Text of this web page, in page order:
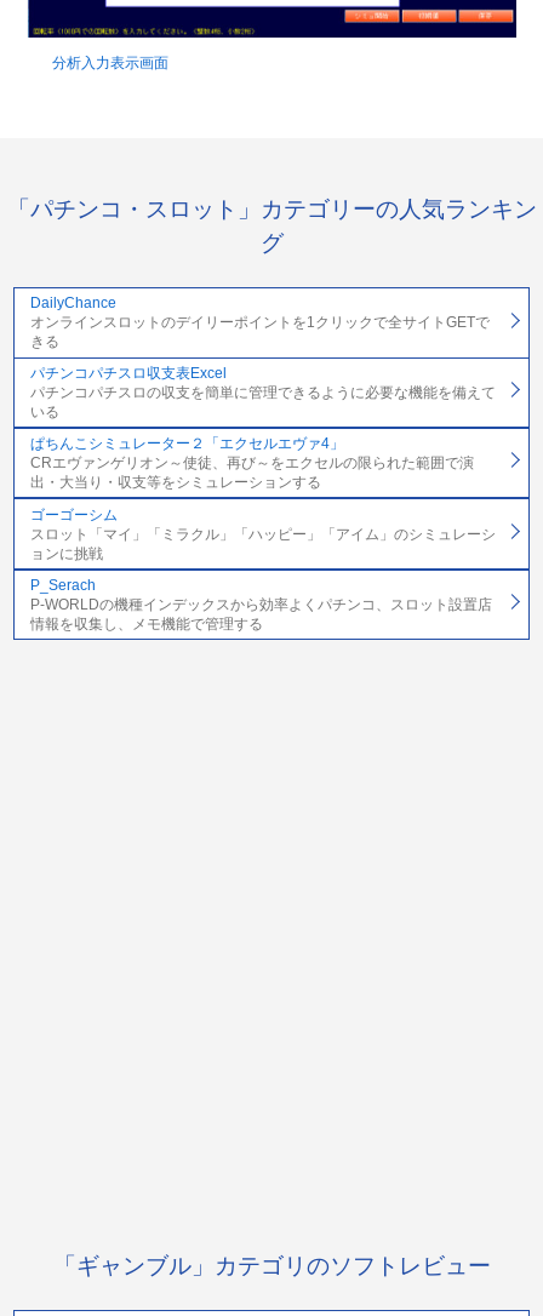
分析入力表示画面
「パチンコ・スロット」カテゴリーの人気ランキン
グ
DailyChance
オンラインスロットのデイリーポイントを1クリックで全サイトGETで
きる
パチンコパチスロ収支表Excel
パチンコパチスロの収支を簡単に管理できるように必要な機能を備えて
いる
ぱちんこシミュレーター２「エクセルエヴァ4」
CRエヴァンゲリオン～使徒、再び～をエクセルの限られた範囲で演
出・大当り・収支等をシミュレーションする
ゴーゴーシム
スロット「マイ」「ミラクル」「ハッピー」「アイム」のシミュレーシ
ョンに挑戦
P_Serach
P-WORLDの機種インデックスから効率よくパチンコ、スロット設置店
情報を収集し、メモ機能で管理する
「ギャンブル」カテゴリのソフトレビュー